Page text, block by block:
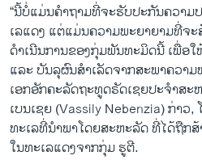
​“ນີ້ບໍ່ແມ່ນ​ຄຳ​ຖາມ​ທີ່​ຈະ​ຮັບປະກັນ​ຄວາມ​
ເລ​ແດງ ​ແຕ່​ແມ່ນ​ຄວາມ​ພະຍາຍາມ​ທີ່ຈ
ດຳເນີນການຂອງກຸ່ມພັນທະມິດນີ້ ເພື່ອໃ
ແລະ ບັນລຸຜົນສຳເລັດຈາກ​ສະພາ​ຄວາ
ເອກ​ອັກຄະ​ລັດຖະທູດຣັດ​ເຊຍປະຈຳສະ
ເບນເຊຍ (Vassily Nebenzia) ກ່າວ​
ທະ​ເລ​ທີ່​ນຳ​ພາ​ໂດຍ​ສະ​ຫະ​ລັດ ທີ່ໄດ້ຖືກ​
ໃນທະ​ເລ​ແດງ​ຈາກ​ກຸ່ມ ຮູຕີ.